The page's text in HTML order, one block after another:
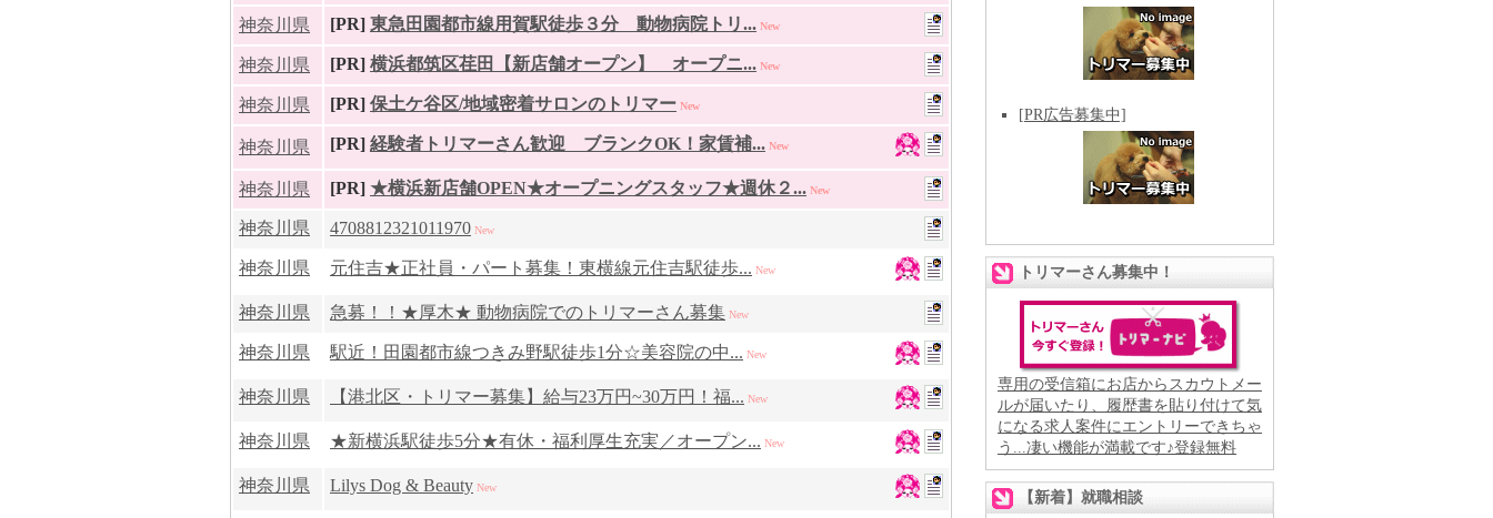
神奈川県 [PR] 東急田園都市線用賀駅徒歩３分 動物病院トリ... New
神奈川県 [PR] 横浜都筑区荏田【新店舗オープン】 オープニ... New
神奈川県 [PR] 保土ケ谷区/地域密着サロンのトリマー New
神奈川県 [PR] 経験者トリマーさん歓迎 ブランクOK！家賃補... New
神奈川県 [PR] ★横浜新店舗OPEN★オープニングスタッフ★週休２... New
神奈川県 4708812321011970 New
神奈川県 元住吉★正社員・パート募集！東横線元住吉駅徒歩... New
神奈川県 急募！！★厚木★ 動物病院でのトリマーさん募集 New
神奈川県 駅近！田園都市線つきみ野駅徒歩1分☆美容院の中... New
神奈川県 【港北区・トリマー募集】給与23万円~30万円！福... New
神奈川県 ★新横浜駅徒歩5分★有休・福利厚生充実／オープン... New
神奈川県 Lilys Dog & Beauty New
[PR広告募集中]
トリマーさん募集中！
専用の受信箱にお店からスカウトメー
ルが届いたり、履歴書を貼り付けて気
になる求人案件にエントリーできちゃ
う...凄い機能が満載です♪登録無料
【新着】就職相談